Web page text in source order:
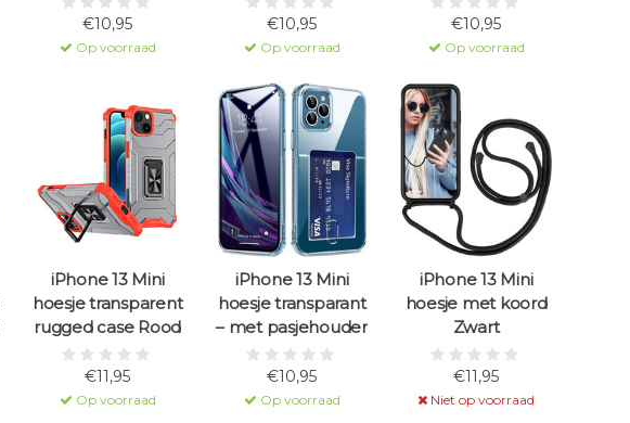
€10,95
Op voorraad
€10,95
Op voorraad
€10,95
Op voorraad
iPhone 13 Mini
hoesje transparent
rugged case Rood
€11,95
Op voorraad
iPhone 13 Mini
hoesje transparant
– met pasjehouder
€10,95
Op voorraad
iPhone 13 Mini
hoesje met koord
Zwart
€11,95
Niet op voorraad